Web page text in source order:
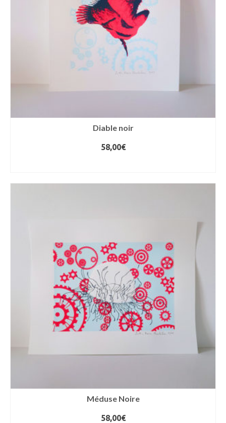
Diable noir
58,00€
Méduse Noire
58,00€